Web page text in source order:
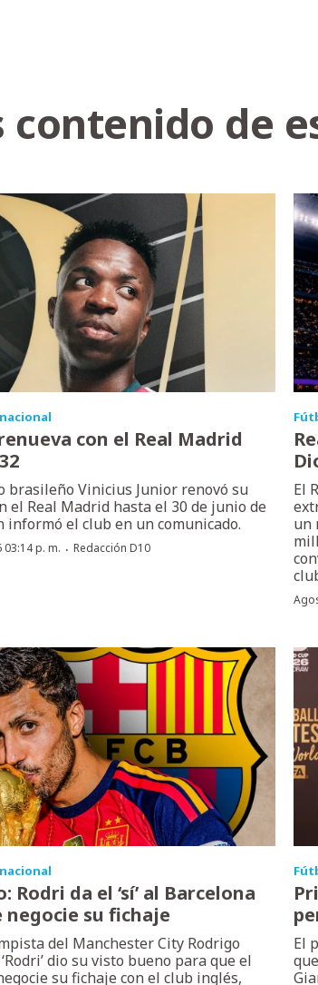
contenido de
con el Real Madrid
brasileño Vinicius Junior renovó su
el Real Madrid hasta el 30 de junio de
informó el club en un comunicado.
p. m. · Redacción D10
El
un
Rodri da el ‘sí’ al Barcelona
negocie su fichaje
del Manchester City Rodrigo
dio su visto bueno para que el
su fichaje con el club inglés,
El